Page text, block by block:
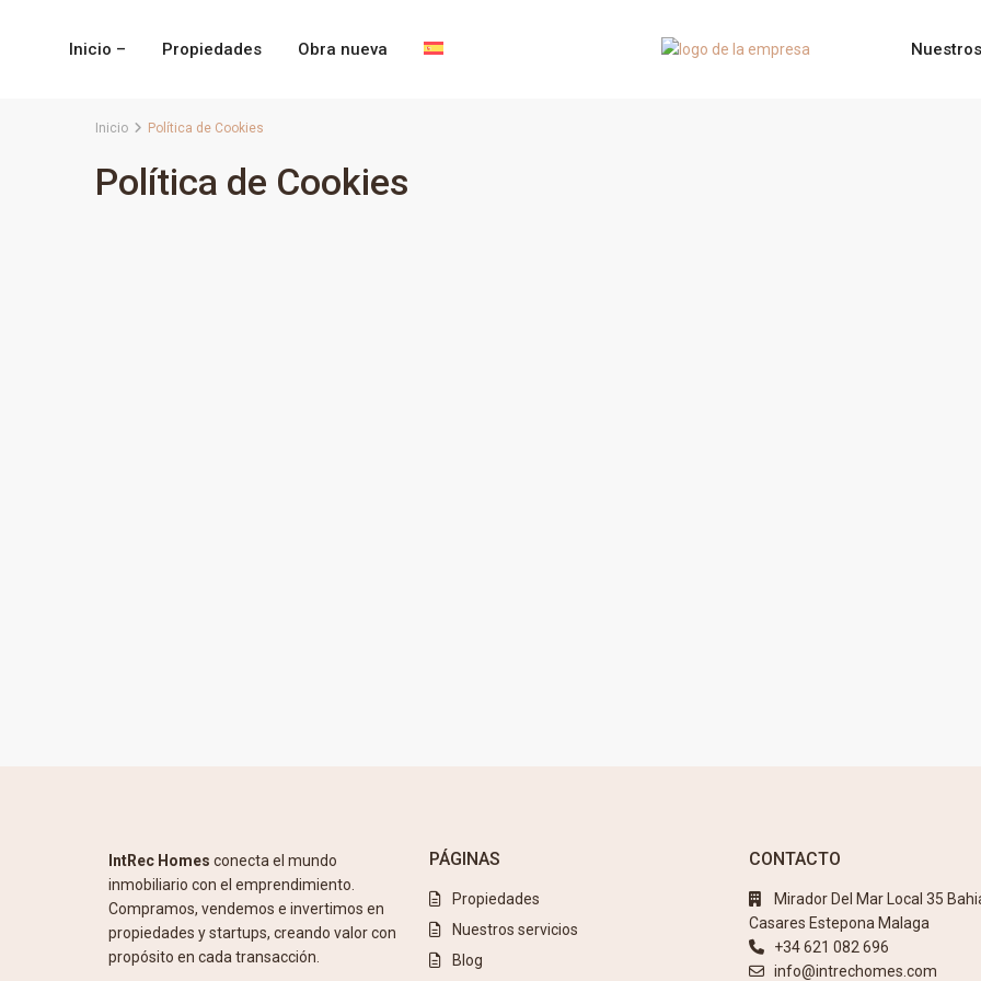
Inicio – Propiedades Obra nueva
Inicio Política de Cookies
Política de Cookies
IntRec Homes conecta el mundo
inmobiliario con el emprendimiento.
Compramos, vendemos e invertimos en
propiedades y startups, creando valor con
propósito en cada transacción.
PÁGINAS
Propiedades
Nuestros servicios
Blog
CONTACTO
Mirador Del Mar Local 35
Casares Estepona Malaga
+34 621 082 696
info@intrechomes.com